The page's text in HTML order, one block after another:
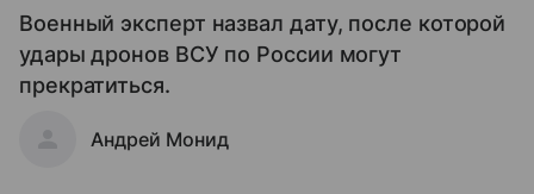
Военный эксперт назвал дату, после которой
удары дронов ВСУ по России могут
прекратиться.
Андрей Монид